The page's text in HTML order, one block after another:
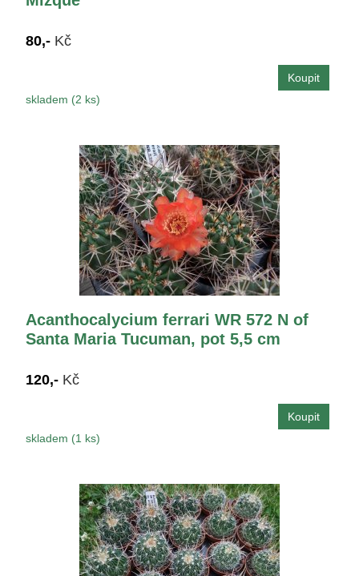
80,- Kč
skladem (2 ks)
Acanthocalycium ferrari WR 572 N of
Santa Maria Tucuman, pot 5,5 cm
120,- Kč
skladem (1 ks)